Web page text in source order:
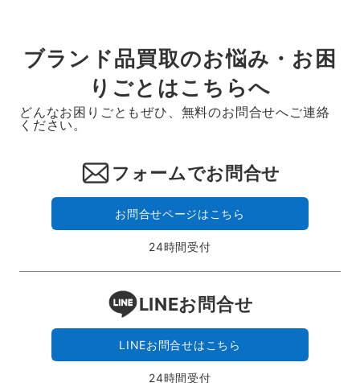
ブランド品買取のお悩み・お困
りごとはこちらへ
どんなお困りごともぜひ、無料のお問合せへご連絡
ください。
フォームでお問合せ
お問合せページはこちら
24時間受付
LINEお問合せ
LINEお問合せはこちら
24時間受付